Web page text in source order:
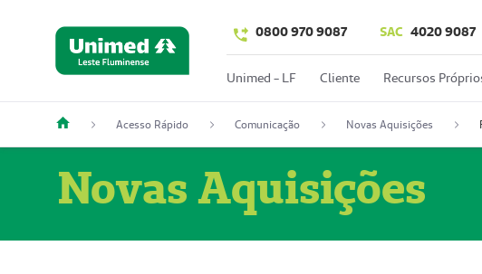
0800 970 9087 SAC 4020 9087
Unimed - LF Cliente Recursos
Acesso Rápido Comunicação Novas Aquisições
Novas Aquisições